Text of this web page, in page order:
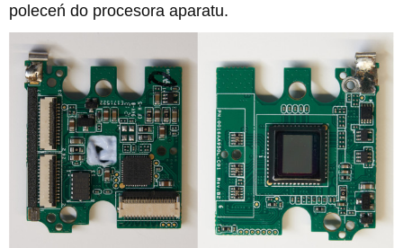
poleceń do procesora aparatu.